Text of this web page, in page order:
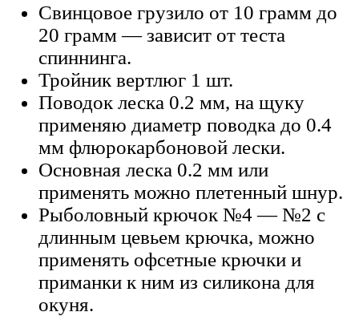
Свинцовое грузило от 10 грамм до
20 грамм — зависит от теста
спиннинга.
Тройник вертлюг 1 шт.
Поводок леска 0.2 мм, на щуку
применяю диаметр поводка до 0.4
мм флюрокарбоновой лески.
Основная леска 0.2 мм или
применять можно плетенный шнур.
Рыболовный крючок №4 — №2 с
длинным цевьем крючка, можно
применять офсетные крючки и
приманки к ним из силикона для
окуня.